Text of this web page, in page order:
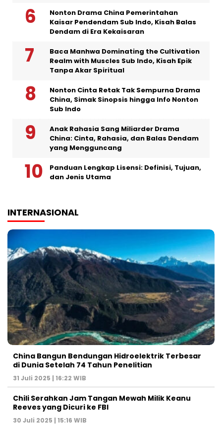
Nonton Drama China Pemerintahan
Kaisar Pendendam Sub Indo, Kisah Balas
Dendam di Era Kekaisaran
Baca Manhwa Dominating the Cultivation
Realm with Muscles Sub Indo, Kisah Epik
Tanpa Akar Spiritual
Nonton Cinta Retak Tak Sempurna Drama
China, Simak Sinopsis hingga Info Nonton
Sub Indo
Anak Rahasia Sang Miliarder Drama
China: Cinta, Rahasia, dan Balas Dendam
yang Mengguncang
Panduan Lengkap Lisensi: Definisi, Tujuan,
dan Jenis Utama
INTERNASIONAL
China Bangun Bendungan Hidroelektrik Terbesar
di Dunia Setelah 74 Tahun Penelitian
31 Juli 2025 | 16:22 WIB
Chili Serahkan Jam Tangan Mewah Milik Keanu
Reeves yang Dicuri ke FBI
30 Juli 2025 | 15:16 WIB